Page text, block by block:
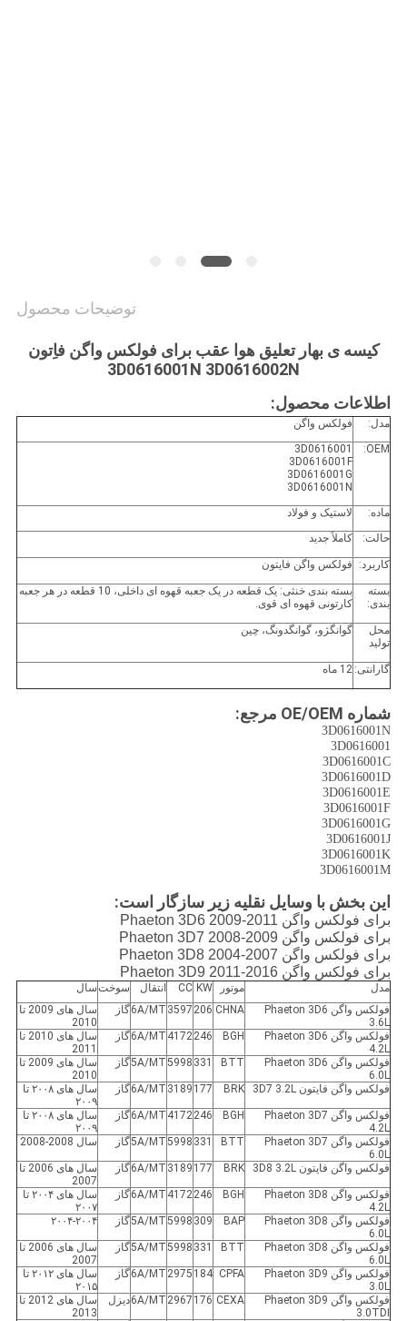
توضیحات محصول
کیسه ی بهار تعلیق هوا عقب برای فولکس واگن فاِتون
3D0616001N 3D0616002N
اطلاعات محصول:
مدل:
فولکس واگن
OEM:
3D0616001
3D0616001F
3D0616001G
3D0616001N
ماده:
لاستیک و فولاد
حالت:
کاملاً جديد
کاربرد: فولکس واگن فایتون
بسته
بندی:
بسته بندی خنثی: یک قطعه در یک جعبه قهوه ای داخلی، 10 قطعه در هر جعبه
کارتونی قهوه ای قوی.
محل
تولید
گوانگژو، گوانگدونگ، چین
گارانتی: 12 ماه
شماره OE/OEM مرجع:
3D0616001N
3D0616001
3D0616001C
3D0616001D
3D0616001E
3D0616001F
3D0616001G
3D0616001J
3D0616001K
3D0616001M
این بخش با وسایل نقلیه زیر سازگار است:
برای فولکس واگن Phaeton 3D6 2009-2011
برای فولکس واگن Phaeton 3D7 2008-2009
برای فولکس واگن Phaeton 3D8 2004-2007
برای فولکس واگن Phaeton 3D9 2011-2016
مدل موتور KW
CC انتقال سوختسال
فولکس واگن Phaeton 3D6
3.6L
CHNA
206
3597
6A/MTگاز
سال های 2009 تا
2010
فولکس واگن Phaeton 3D6
4.2L
BGH
246
4172
6A/MTگاز
سال های 2010 تا
2011
فولکس واگن Phaeton 3D6
6.0L
BTT
331
5998
5A/MTگاز
سال های 2009 تا
2010
فولکس واگن فايتون 3D7 3.2L
BRK
177
3189
6A/MTگاز
سال های ۲۰۰۸ تا
۲۰۰۹
فولکس واگن Phaeton 3D7
4.2L
BGH
246
4172
6A/MTگاز
سال های ۲۰۰۸ تا
۲۰۰۹
فولکس واگن Phaeton 3D7
6.0L
BTT
331
5998
5A/MTگاز سال 2008-2008
فولکس واگن فایتون 3D8 3.2L BRK
177
3189
6A/MTگاز
سال های 2006 تا
2007
فولکس واگن Phaeton 3D8
4.2L
BGH
246
4172
6A/MTگاز
سال های ۲۰۰۴ تا
۲۰۰۷
فولکس واگن Phaeton 3D8
6.0L
BAP
309
5998
5A/MTگاز ۲۰۰۴-۲۰۰۴
فولکس واگن Phaeton 3D8
6.0L
BTT
331
5998
5A/MTگاز
سال های 2006 تا
2007
فولکس واگن Phaeton 3D9
3.0L
CPFA
184
2975
6A/MTگاز
سال های ۲۰۱۲ تا
۲۰۱۵
فولکس واگن Phaeton 3D9
3.0TDI
CEXA
176
2967
6A/MTدیزل
سال های 2012 تا
2013